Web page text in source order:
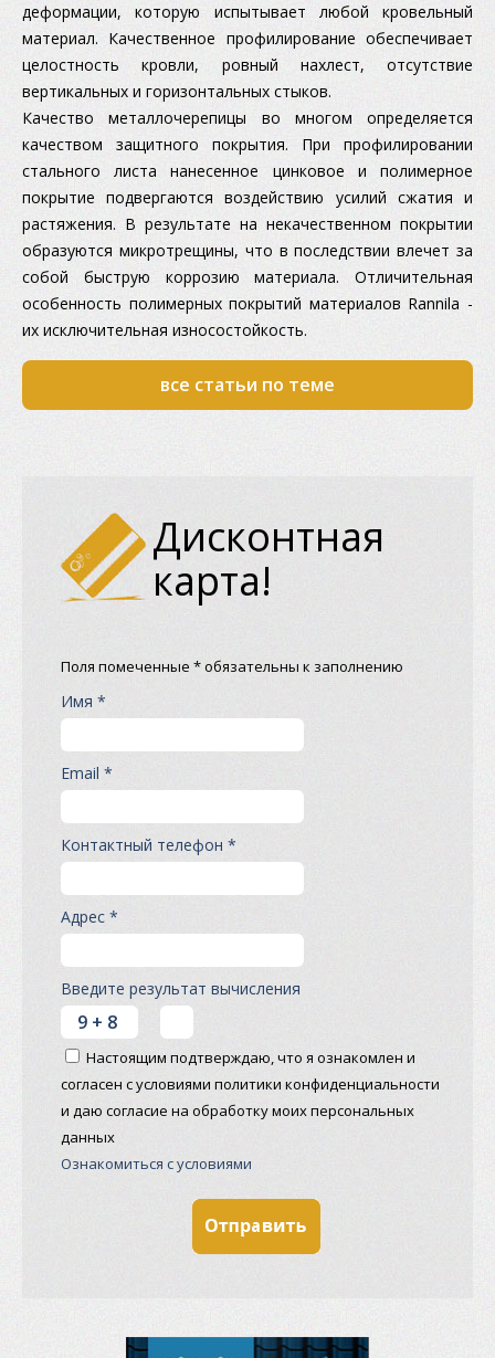
деформации, которую испытывает любой кровельный
материал. Качественное профилирование обеспечивает
целостность кровли, ровный нахлест, отсутствие
вертикальных и горизонтальных стыков.
Качество металлочерепицы во многом определяется
качеством защитного покрытия. При профилировании
стального листа нанесенное цинковое и полимерное
покрытие подвергаются воздействию усилий сжатия и
растяжения. В результате на некачественном покрытии
образуются микротрещины, что в последствии влечет за
собой быструю коррозию материала. Отличительная
особенность полимерных покрытий материалов Rannila -
их исключительная износостойкость.
все статьи по теме
Дисконтная
карта!
Поля помеченные * обязательны к заполнению
Имя *
Email *
Контактный телефон *
Адрес *
Введите результат вычисления
Настоящим подтверждаю, что я ознакомлен и
согласен с условиями политики конфиденциальности
и даю согласие на обработку моих персональных
данных
Ознакомиться с условиями